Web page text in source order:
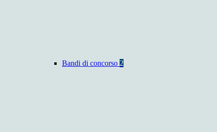
Bandi di concorso 2